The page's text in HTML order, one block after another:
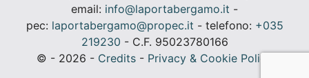
email: info@laportabergamo.it -
pec: laportabergamo@propec.it - telefono: +035
219230 - C.F. 95023780166
© - 2026 - Credits - Privacy & Cookie Policy